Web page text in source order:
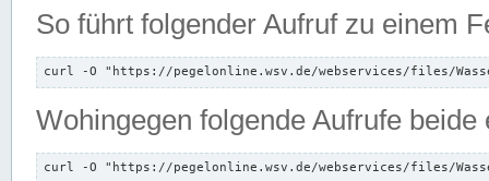
So führt folgender Aufruf zu einem
curl -O "https://pegelonline.wsv.de/webservices/files/
Wohingegen folgende Aufrufe beide
curl -O "https://pegelonline.wsv.de/webservices/files/